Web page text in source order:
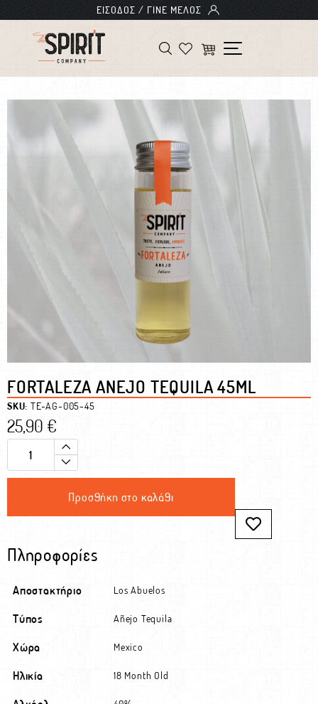
FORTALEZA ANEJO TEQUILA 45ML
SKU: TE-AG-005-45
25,90€
Προσθήκη στο καλάθι
Πληροφορίες
Αποστακτήριο Los Abuelos
Τύπος Añejo Tequila
Χώρα Mexico
Ηλικία 18 Month Old